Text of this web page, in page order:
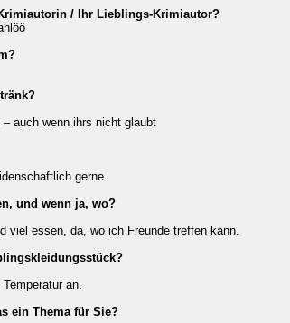
/ Ihr Lieblings-Krimiautor?
auch wenn ihrs nicht glaubt
gerne.
und wenn ja, wo?
viel essen, da, wo ich Freunde treffen kann.
an.
ein Thema für Sie?